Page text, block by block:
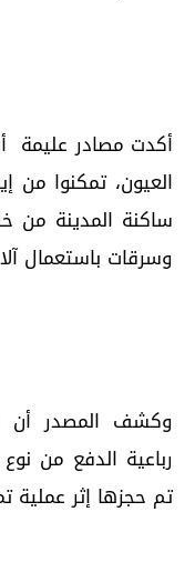
أكدت مصادر عليمة
العيون، تمكنوا من
ساكنة المدينة من
وسرقات باستعمال
وكشف المصدر أن
رباعية الدفع من
تم حجزها إثر